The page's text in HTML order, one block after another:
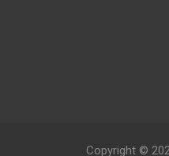
Copyright ©